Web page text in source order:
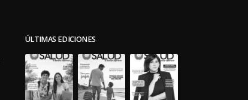
ÚLTIMAS EDICIONES